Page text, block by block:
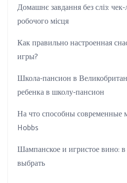
Домашнє завдання без сліз: чек-
робочого місця
Как правильно настроенная
игры?
Школа-пансион в
ребенка в школу-пансион
На что способны современные
Hobbs
Шампанское и игристое вино:
выбрать